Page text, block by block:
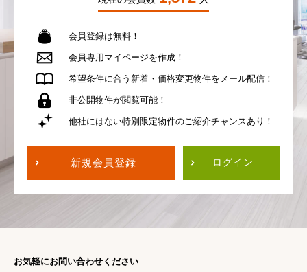
会員登録は無料！
会員専用 マイページを作成！
希望条件に合う 新着・価格変更物件を メール配信！
非公開物件が閲覧可能！
他社にはない特別限定物件のご紹介チャンスあり！
新規会員登録 ログイン
お気軽にお問い合わせください